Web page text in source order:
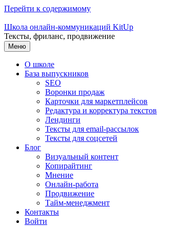
Перейти к содержимому
Школа онлайн-коммуникаций KitUp
Тексты, фриланс, продвижение
Меню
О школе
База выпускников
SEO
Воронки продаж
Карточки для маркетплейсов
Редактура и корректура текстов
Лендинги
Тексты для email-рассылок
Тексты для соцсетей
Блог
Визуальный контент
Копирайтинг
Мнение
Онлайн-работа
Продвижение
Тайм-менеджмент
Контакты
Войти